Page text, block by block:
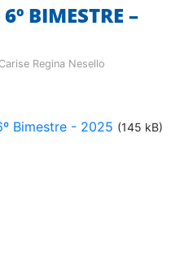
BIMESTRE –
Carise Regina Nesello
Bimestre - 2025 (145 kB)